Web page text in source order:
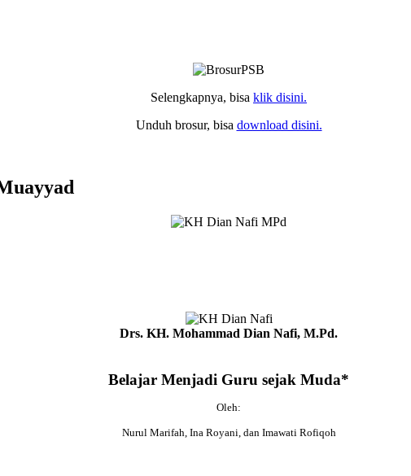
Selengkapnya, bisa klik disini.
Unduh brosur, bisa download disini.
Drs. KH. Mohammad Dian Nafi, M.Pd.
Belajar Menjadi Guru sejak Muda*
Oleh:
Nurul Marifah, Ina Royani, dan Imawati Rofiqoh